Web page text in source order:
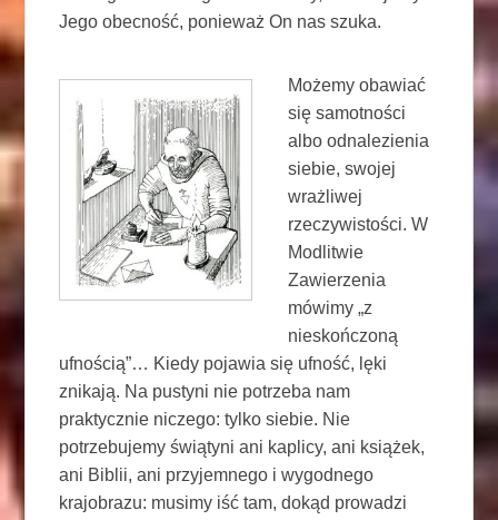
Jego obecność, ponieważ On nas szuka.
Możemy obawiać
się samotności
albo odnalezienia
siebie, swojej
wrażliwej
rzeczywistości. W
Modlitwie
Zawierzenia
mówimy „z
nieskończoną
ufnością”… Kiedy pojawia się ufność, lęki
znikają. Na pustyni nie potrzeba nam
praktycznie niczego: tylko siebie. Nie
potrzebujemy świątyni ani kaplicy, ani książek,
ani Biblii, ani przyjemnego i wygodnego
krajobrazu: musimy iść tam, dokąd prowadzi